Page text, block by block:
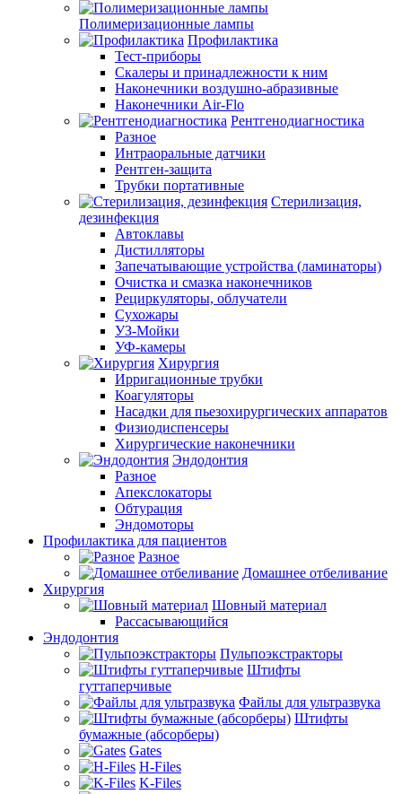
Полимеризационные лампы
Профилактика
Тест-приборы
Скалеры и принадлежности к ним
Наконечники воздушно-абразивные
Наконечники Air-Flo
Рентгенодиагностика
Разное
Интраоральные датчики
Рентген-защита
Трубки портативные
Стерилизация,
дезинфекция
Автоклавы
Дистилляторы
Запечатывающие устройства (ламинаторы)
Очистка и смазка наконечников
Рециркуляторы, облучатели
Сухожары
УЗ-Мойки
УФ-камеры
Хирургия
Ирригационные трубки
Коагуляторы
Насадки для пьезохирургических аппаратов
Физиодиспенсеры
Хирургические наконечники
Эндодонтия
Разное
Апекслокаторы
Обтурация
Эндомоторы
Профилактика для пациентов
Разное
Домашнее отбеливание
Хирургия
Шовный материал
Рассасывающийся
Эндодонтия
Пульпоэкстракторы
Штифты
гуттаперчивые
Файлы для ультразвука
Штифты
бумажные (абсорберы)
Gates
H-Files
K-Files